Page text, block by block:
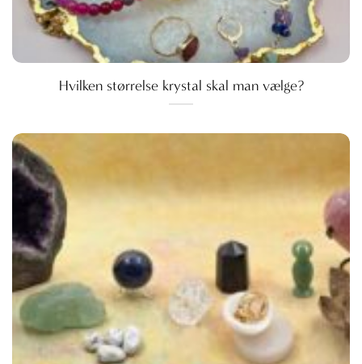
Hvilken størrelse krystal skal man vælge?